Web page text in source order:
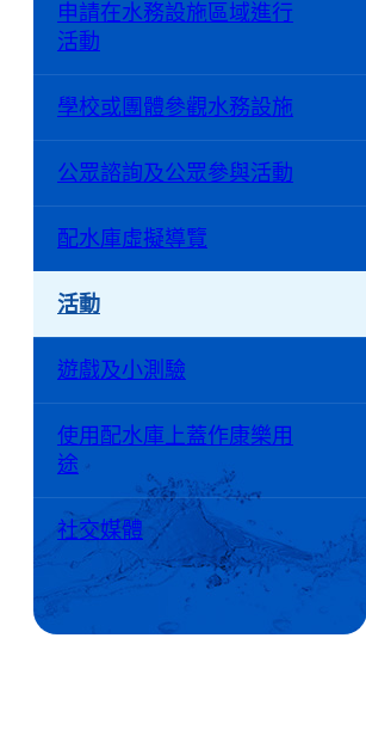
申請在水務設施區域進行
活動
學校或團體參觀水務設施
公眾諮詢及公眾參與活動
配水庫虛擬導覽
活動
遊戲及小測驗
使用配水庫上蓋作康樂用
途
社交媒體